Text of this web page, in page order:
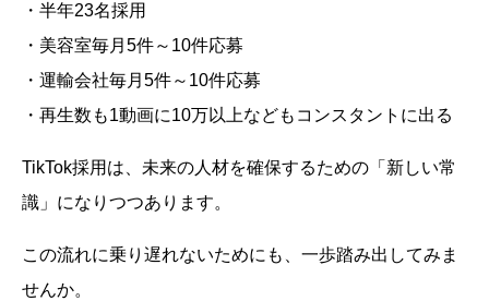
・半年23名採用
・美容室毎月5件～10件応募
・運輸会社毎月5件～10件応募
・再生数も1動画に10万以上などもコンスタントに出る
TikTok採用は、未来の人材を確保するための「新しい常
識」になりつつあります。
この流れに乗り遅れないためにも、一歩踏み出してみま
せんか。